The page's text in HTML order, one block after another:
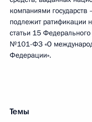
компаниями
подлежит ратификации
статьи 15
№101-ФЗ «О
Федерации».
Темы